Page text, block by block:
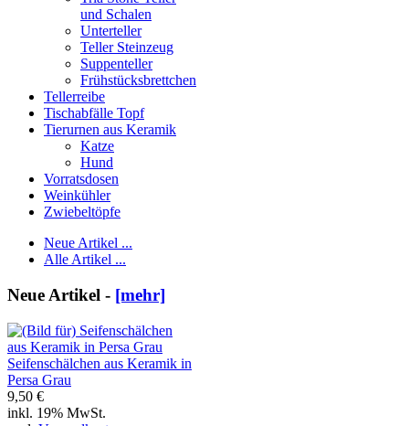
und Schalen
Unterteller
Teller Steinzeug
Suppenteller
Frühstücksbrettchen
Tellerreibe
Tischabfälle Topf
Tierurnen aus Keramik
Katze
Hund
Vorratsdosen
Weinkühler
Zwiebeltöpfe
Neue Artikel ...
Alle Artikel ...
Neue Artikel - [mehr]
Seifenschälchen aus Keramik in
Persa Grau
9,50 €
inkl. 19% MwSt.